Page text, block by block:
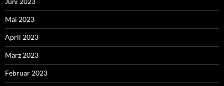
Mai 2023
April 2023
März 2023
Februar 2023